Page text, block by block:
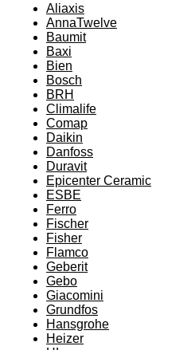
Aliaxis
AnnaTwelve
Baumit
Baxi
Bien
Bosch
BRH
Climalife
Comap
Daikin
Danfoss
Duravit
Epicenter Ceramic
ESBE
Ferro
Fischer
Fisher
Flamco
Geberit
Gebo
Giacomini
Grundfos
Hansgrohe
Heizer